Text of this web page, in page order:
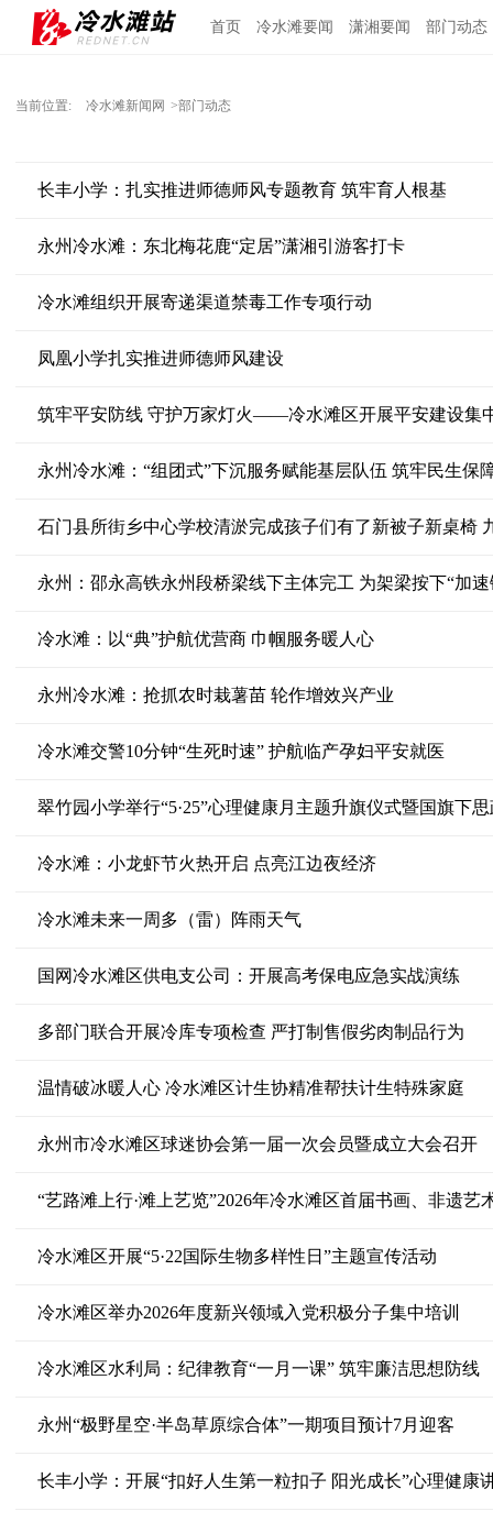
首页 冷水滩要闻 潇湘要闻 部门动态
当前位置: 冷水滩新闻网 >部门动态
长丰小学：扎实推进师德师风专题教育 筑牢育人根基
永州冷水滩：东北梅花鹿“定居”潇湘引游客打卡
冷水滩组织开展寄递渠道禁毒工作专项行动
凤凰小学扎实推进师德师风建设
筑牢平安防线 守护万家灯火——冷水滩区开展平安建设集
永州冷水滩：“组团式”下沉服务赋能基层队伍 筑牢民生保
石门县所街乡中心学校清淤完成孩子们有了新被子新桌椅
永州：邵永高铁永州段桥梁线下主体完工 为架梁按下“加速
冷水滩：以“典”护航优营商 巾帼服务暖人心
永州冷水滩：抢抓农时栽薯苗 轮作增效兴产业
冷水滩交警10分钟“生死时速” 护航临产孕妇平安就医
翠竹园小学举行“5·25”心理健康月主题升旗仪式暨国旗下
冷水滩：小龙虾节火热开启 点亮江边夜经济
冷水滩未来一周多（雷）阵雨天气
国网冷水滩区供电支公司：开展高考保电应急实战演练
多部门联合开展冷库专项检查 严打制售假劣肉制品行为
温情破冰暖人心 冷水滩区计生协精准帮扶计生特殊家庭
永州市冷水滩区球迷协会第一届一次会员暨成立大会召开
“艺路滩上行·滩上艺览”2026年冷水滩区首届书画、非遗艺
冷水滩区开展“5·22国际生物多样性日”主题宣传活动
冷水滩区举办2026年度新兴领域入党积极分子集中培训
冷水滩区水利局：纪律教育“一月一课” 筑牢廉洁思想防线
永州“极野星空·半岛草原综合体”一期项目预计7月迎客
长丰小学：开展“扣好人生第一粒扣子 阳光成长”心理健康